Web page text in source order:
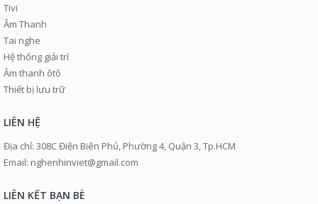
Tivi
Âm Thanh
Tai nghe
Hệ thống giải trí
Âm thanh ôtô
Thiết bị lưu trữ
LIÊN HỆ
Địa chỉ: 308C Điện Biên Phủ, Phường 4, Quận 3, Tp.HCM
Email: nghenhinviet@gmail.com
LIÊN KẾT BẠN BÈ